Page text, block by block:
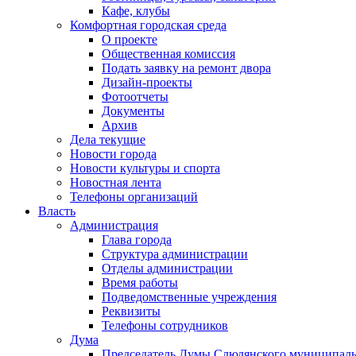
Кафе, клубы
Комфортная городская среда
О проекте
Общественная комиссия
Подать заявку на ремонт двора
Дизайн-проекты
Фотоотчеты
Документы
Архив
Дела текущие
Новости города
Новости культуры и спорта
Новостная лента
Телефоны организаций
Власть
Администрация
Глава города
Структура администрации
Отделы администрации
Время работы
Подведомственные учреждения
Реквизиты
Телефоны сотрудников
Дума